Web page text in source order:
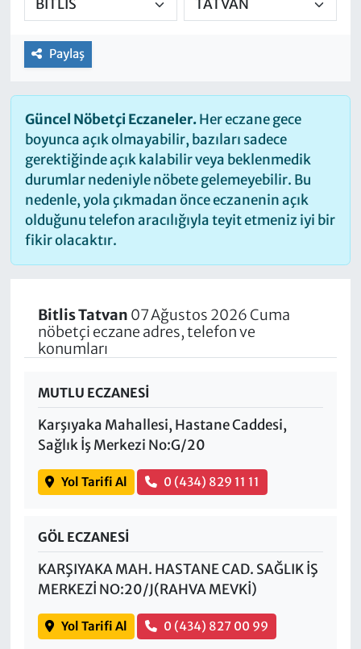
Paylaş
Güncel Nöbetçi Eczaneler.Her eczane gece
boyunca açık olmayabilir, bazıları sadece
gerektiğinde açık kalabilir veya beklenmedik
durumlar nedeniyle nöbete gelemeyebilir. Bu
nedenle, yola çıkmadan önce eczanenin açık
olduğunu telefon aracılığıyla teyit etmeniz iyi bir
fikir olacaktır.
Bitlis Tatvan 07 Ağustos 2026 Cuma
nöbetçi eczane adres, telefon ve
konumları
MUTLU ECZANESİ
Karşıyaka Mahallesi, Hastane Caddesi,
Sağlık İş Merkezi No:G/20
Yol Tarifi Al 0 (434) 829 11 11
GÖL ECZANESİ
KARŞIYAKA MAH. HASTANE CAD. SAĞLIK İŞ
MERKEZİ NO:20/J(RAHVA MEVKİ)
Yol Tarifi Al 0 (434) 827 00 99